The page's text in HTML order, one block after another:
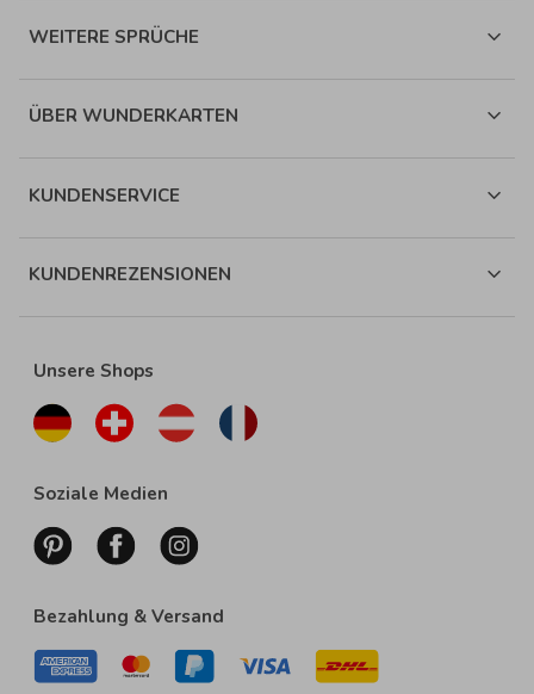
WEITERE SPRÜCHE
ÜBER WUNDERKARTEN
KUNDENSERVICE
KUNDENREZENSIONEN
Unsere Shops
Soziale Medien
Bezahlung & Versand